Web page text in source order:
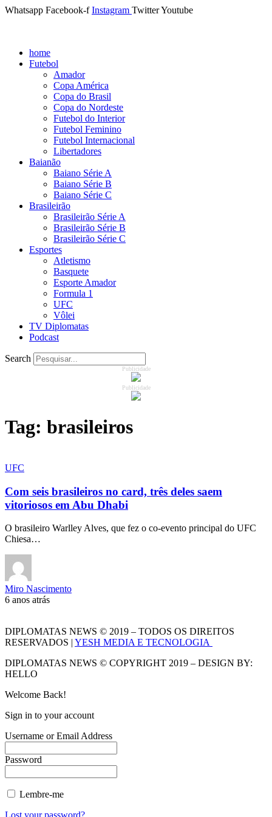
Whatsapp Facebook-f Instagram TwitterYoutube
home
Futebol
Amador
Copa América
Copa do Brasil
Copa do Nordeste
Futebol do Interior
Futebol Feminino
Futebol Internacional
Libertadores
Baianão
Baiano Série A
Baiano Série B
Baiano Série C
Brasileirão
Brasileirão Série A
Brasileirão Série B
Brasileirão Série C
Esportes
Atletismo
Basquete
Esporte Amador
Formula 1
UFC
Vôlei
TV Diplomatas
Podcast
Search
Publicidade
Publicidade
Tag: brasileiros
UFC
Com seis brasileiros no card, três deles saem
vitoriosos em Abu Dhabi
O brasileiro Warlley Alves, que fez o co-evento principal do UFC
Chiesa…
Miro Nascimento
6 anos atrás
DIPLOMATAS NEWS © 2019 – TODOS OS DIREITOS
RESERVADOS | YESH MEDIA E TECNOLOGIA
DIPLOMATAS NEWS © COPYRIGHT 2019 – DESIGN BY:
HELLO
Welcome Back!
Sign in to your account
Username or Email Address
Password
Lembre-me